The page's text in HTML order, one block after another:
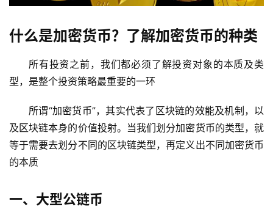
什么是加密货币？了解加密货币的种类
所有投资之前，我们都必须了解投资对象的本质及类
型，是整个投资策略最重要的一环
所谓“加密货币”，其实代表了区块链的效能及机制，以
及区块链本身的价值投射。当我们划分加密货币的类型，就
等于需要去划分不同的区块链类型，再定义出不同加密货币
的本质
一、大型公链币